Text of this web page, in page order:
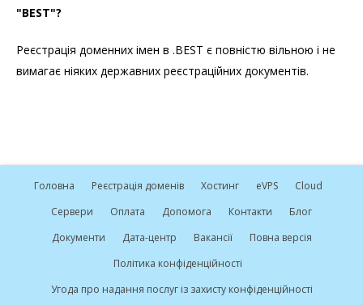
"BEST"?
Реєстрація доменних імен в .BEST є повністю вільною і не
вимагає ніяких державних реєстраційних документів.
Головна Реєстрація доменів Хостинг eVPS
Cloud
Сервери
Оплата Допомога Контакти
Блог
Документи
Дата-центр Вакансії
Повна версія
Політика конфіденційності
Угода про надання послуг із захисту конфіденційності